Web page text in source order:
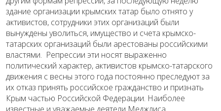
здание организации крымских татар было отнято у
активистов, сотрудники этих организаций были
вынуждены уволиться, имущество и счета крымско-
татарских организаций были арестованы российскими
властями. Репрессии эти носят выраженно
политический характер, активистов крымско-татарского
движения с весны этого года постоянно преследуют за
их отказ принять российское гражданство и признать
Крым частью Российской Федерации. Наиболее